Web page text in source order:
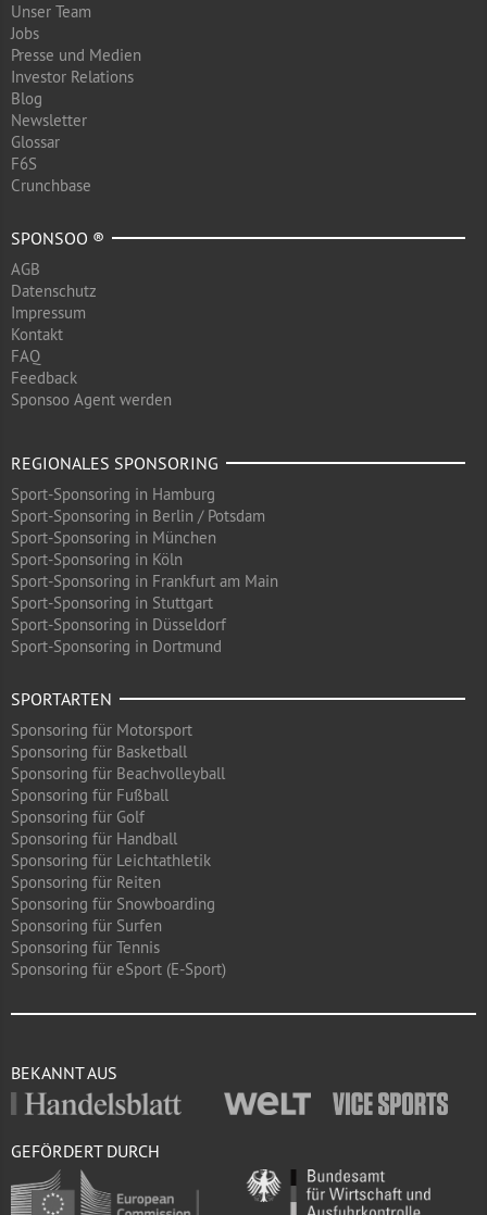
Unser Team
Jobs
Presse und Medien
Investor Relations
Blog
Newsletter
Glossar
F6S
Crunchbase
SPONSOO ®
AGB
Datenschutz
Impressum
Kontakt
FAQ
Feedback
Sponsoo Agent werden
REGIONALES SPONSORING
Sport-Sponsoring in Hamburg
Sport-Sponsoring in Berlin / Potsdam
Sport-Sponsoring in München
Sport-Sponsoring in Köln
Sport-Sponsoring in Frankfurt am Main
Sport-Sponsoring in Stuttgart
Sport-Sponsoring in Düsseldorf
Sport-Sponsoring in Dortmund
SPORTARTEN
Sponsoring für Motorsport
Sponsoring für Basketball
Sponsoring für Beachvolleyball
Sponsoring für Fußball
Sponsoring für Golf
Sponsoring für Handball
Sponsoring für Leichtathletik
Sponsoring für Reiten
Sponsoring für Snowboarding
Sponsoring für Surfen
Sponsoring für Tennis
Sponsoring für eSport (E-Sport)
BEKANNT AUS
GEFÖRDERT DURCH